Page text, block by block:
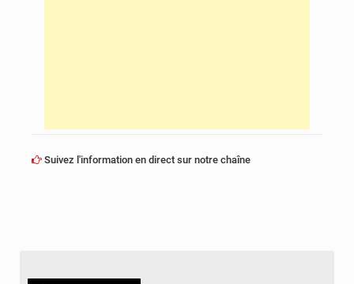
Suivez l'information en direct sur notre chaîne